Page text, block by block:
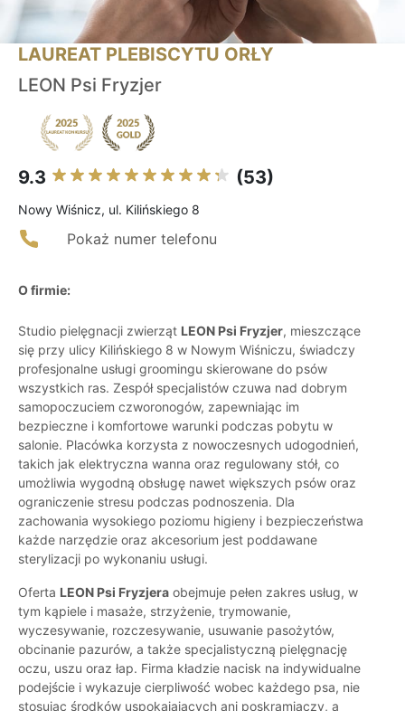
LAUREAT PLEBISCYTU ORŁY
LEON Psi Fryzjer
9.3 (53)
Nowy Wiśnicz, ul. Kilińskiego 8
Pokaż numer telefonu
O firmie:
Studio pielęgnacji zwierząt LEON Psi Fryzjer, mieszczące
się przy ulicy Kilińskiego 8 w Nowym Wiśniczu, świadczy
profesjonalne usługi groomingu skierowane do psów
wszystkich ras. Zespół specjalistów czuwa nad dobrym
samopoczuciem czworonogów, zapewniając im
bezpieczne i komfortowe warunki podczas pobytu w
salonie. Placówka korzysta z nowoczesnych udogodnień,
takich jak elektryczna wanna oraz regulowany stół, co
umożliwia wygodną obsługę nawet większych psów oraz
ograniczenie stresu podczas podnoszenia. Dla
zachowania wysokiego poziomu higieny i bezpieczeństwa
każde narzędzie oraz akcesorium jest poddawane
sterylizacji po wykonaniu usługi.
Oferta LEON Psi Fryzjera obejmuje pełen zakres usług, w
tym kąpiele i masaże, strzyżenie, trymowanie,
wyczesywanie, rozczesywanie, usuwanie pasożytów,
obcinanie pazurów, a także specjalistyczną pielęgnację
oczu, uszu oraz łap. Firma kładzie nacisk na indywidualne
podejście i wykazuje cierpliwość wobec każdego psa, nie
stosując środków uspokajających ani poskramiaczy, a